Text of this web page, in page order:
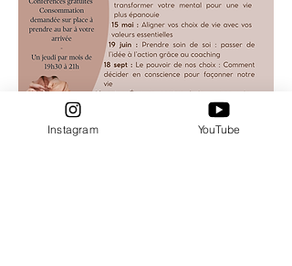
Instagram YouTube